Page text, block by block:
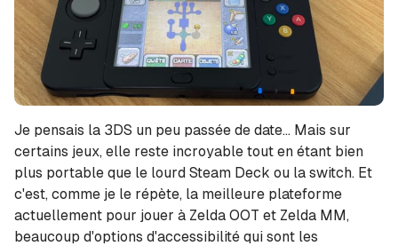
Je pensais la 3DS un peu passée de date... Mais sur
certains jeux, elle reste incroyable tout en étant bien
plus portable que le lourd Steam Deck ou la switch. Et
c'est, comme je le répète, la meilleure plateforme
actuellement pour jouer à Zelda OOT et Zelda MM,
beaucoup d'options d'accessibilité qui sont les